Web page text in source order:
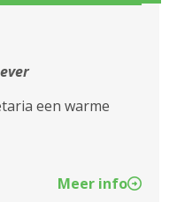
een warme
Meer info